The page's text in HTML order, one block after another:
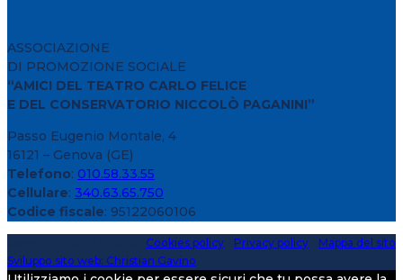
ASSOCIAZIONE
DI PROMOZIONE SOCIALE
“AMICI DEL TEATRO CARLO FELICE
E DEL CONSERVATORIO NICCOLÒ PAGANINI”
Passo Eugenio Montale, 4
16121 – Genova (GE)
Telefono: 010.58.33.55
Cellulare: 340.63.65.750
Codice fiscale: 95122060106
Cookies policy Privacy policy
Mappa del sito
Sviluppo sito web: Christian Gavino